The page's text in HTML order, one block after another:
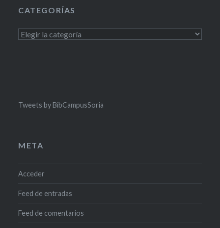
CATEGORÍAS
Categorías
Tweets by BibCampusSoria
META
Acceder
Feed de entradas
Feed de comentarios